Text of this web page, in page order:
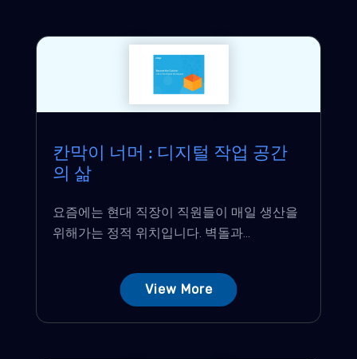
칸막이 너머 : 디지털 작업 공간
의 삶
요즘에는 현대 직장이 직원들이 매일 생산을
위해가는 정적 위치입니다. 벽돌과...
View More